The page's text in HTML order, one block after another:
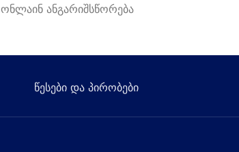
ონლაინ ანგარიშსწორება
წესები და პირობები